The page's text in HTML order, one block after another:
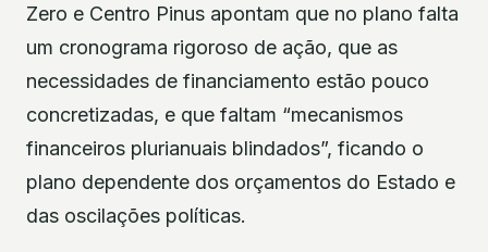
Zero e Centro Pinus apontam que no plano falta
um cronograma rigoroso de ação, que as
necessidades de financiamento estão pouco
concretizadas, e que faltam “mecanismos
financeiros plurianuais blindados”, ficando o
plano dependente dos orçamentos do Estado e
das oscilações políticas.